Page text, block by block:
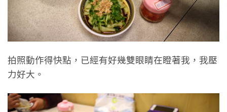
拍照動作得快點，已經有好幾雙眼睛在瞪著我，我壓
力好大。